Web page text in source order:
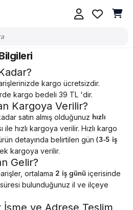
kargo ücretsizdir.
kargo bedeli 39 TL 'dir.
Kargoya Verilir?
satın almış olduğunuz hızlı
ile hızlı kargoya verilir. Hızlı kargo
detayında belirtilen gün (3-5 iş
kargoya verilir.
Gelir?
ortalama 2 iş günü içerisinde
bulunduğunuz il ve ilçeye
İsme ve Adrese Teslim